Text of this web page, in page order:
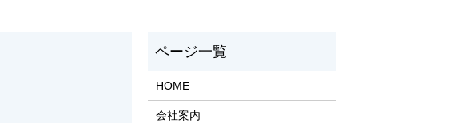
HOME
会社案内